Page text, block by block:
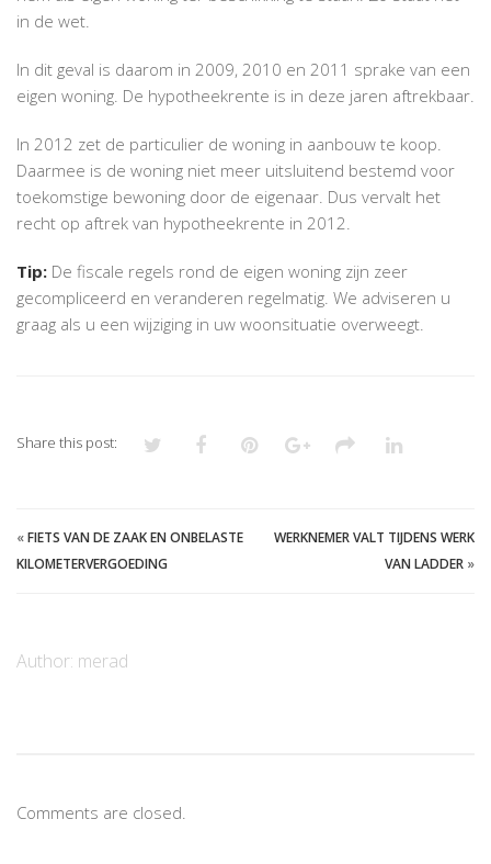
in de wet.
In dit geval is daarom in 2009, 2010 en 2011 sprake van een
eigen woning. De hypotheekrente is in deze jaren aftrekbaar.
In 2012 zet de particulier de woning in aanbouw te koop.
Daarmee is de woning niet meer uitsluitend bestemd voor
toekomstige bewoning door de eigenaar. Dus vervalt het
recht op aftrek van hypotheekrente in 2012.
Tip: De fiscale regels rond de eigen woning zijn zeer
gecompliceerd en veranderen regelmatig. We adviseren u
graag als u een wijziging in uw woonsituatie overweegt.
Share this post:
«FIETS VAN DE ZAAK EN ONBELASTE
KILOMETERVERGOEDING
WERKNEMER VALT TIJDENS WERK
VAN LADDER »
Author: merad
Comments are closed.